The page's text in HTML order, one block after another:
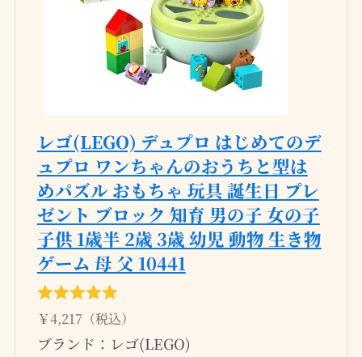
レゴ(LEGO) デュプロ はじめてのデ
ュプロ ワンちゃんのおうちと型は
めパズル おもちゃ 玩具 誕生日 プレ
ゼント ブロック 知育 男の子 女の子
子供 1歳半 2歳 3歳 幼児 動物 生き物
ゲーム 母 父 10441
￥4,217（税込）
ブランド：レゴ(LEGO)